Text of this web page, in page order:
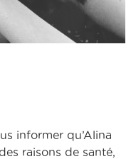
informer qu’Alina
raisons de santé,